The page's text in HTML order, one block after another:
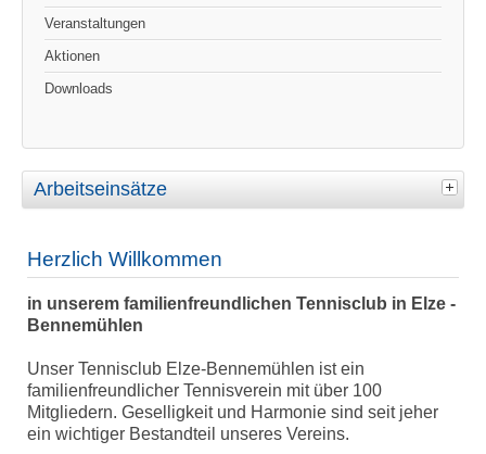
Veranstaltungen
Aktionen
Downloads
Arbeitseinsätze
Herzlich Willkommen
in unserem familienfreundlichen Tennisclub in Elze -
Bennemühlen
Unser Tennisclub Elze-Bennemühlen ist ein
familienfreundlicher Tennisverein mit über 100
Mitgliedern. Geselligkeit und Harmonie sind seit jeher
ein wichtiger Bestandteil unseres Vereins.